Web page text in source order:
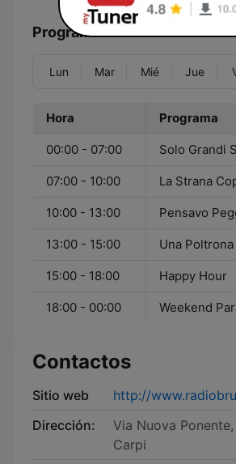
Programación
Lun Mar Mié Jue
Hora Programa
00:00 - 07:00 Solo Grandi
07:00 - 10:00 La Strana
10:00 - 13:00 Pensavo
13:00 - 15:00 Una
15:00 - 18:00 Happy Hour
18:00 - 00:00 Weekend
Contactos
Sitio web
http://
Dirección:
Via Nuova
Carpi